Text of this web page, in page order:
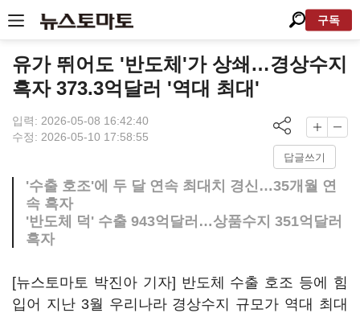
구독
유가 뛰어도 '반도체'가 상쇄…경상수지
흑자 373.3억달러 '역대 최대'
입력: 2026-05-08 16:42:40
수정: 2026-05-10 17:58:55
답글쓰기
'수출 호조'에 두 달 연속 최대치 경신…35개월 연
속 흑자
'반도체 덕' 수출 943억달러…상품수지 351억달러
흑자
[뉴스토마토 박진아 기자] 반도체 수출 호조 등에 힘
입어 지난 3월 우리나라 경상수지 규모가 역대 최대